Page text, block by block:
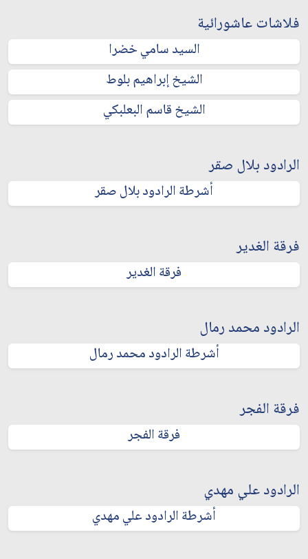
فلاشات عاشورائية
السيد سامي خضرا
الشيخ إبراهيم بلوط
الشيخ قاسم البعلبكي
الرادود بلال صقر
أشرطة الرادود بلال صقر
فرقة الغدير
فرقة الغدير
الرادود محمد رمال
أشرطة الرادود محمد رمال
فرقة الفجر
فرقة الفجر
الرادود علي مهدي
أشرطة الرادود علي مهدي